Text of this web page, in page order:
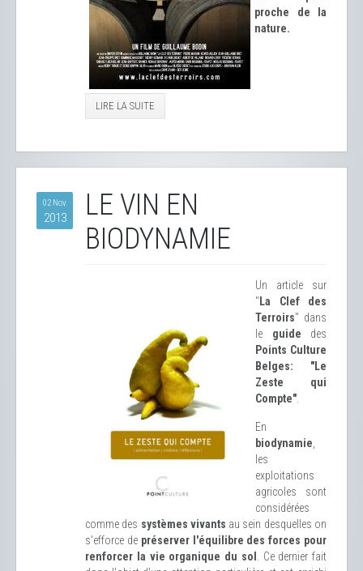
proche de la
nature.
LIRE LA SUITE
02 Nov
2013
LE VIN EN
BIODYNAMIE
Un article sur
" La Clef des
Terroirs" dans
le guide des
Points Culture
Belges: "Le
Zeste qui
Compte"
En
biodynamie
les
exploitations
agricoles sont
considérées
comme des systèmes vivants au sein desquelles on
s'efforce de préserver l'équilibre des forces pour
renforcer la vie organique du sol
. Ce dernier fait